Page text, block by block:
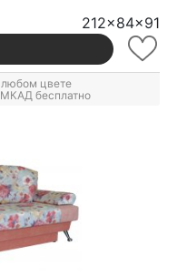
212x84x91
цвете
МКАД бесплатно